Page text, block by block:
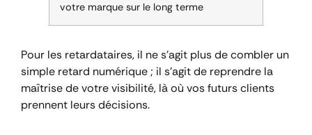
votre marque sur le long terme
Pour les retardataires, il ne s’agit plus de combler un
simple retard numérique ; il s’agit de reprendre la
maîtrise de votre visibilité, là où vos futurs clients
prennent leurs décisions.